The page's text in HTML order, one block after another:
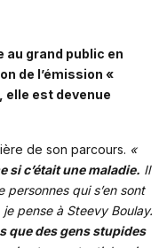
au grand public en
de l’émission «
elle est devenue
de son parcours. «
si c’était une mala­die. Il
personnes qui s’en sont
pense à Steevy Boulay.
que des gens stupides